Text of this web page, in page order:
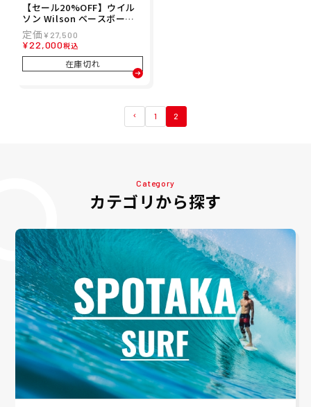
【セール20%OFF】ウイル
ソン Wilson ベースボール
野球 ソフトボール グラブ ミ
ット グローブ 軟式 ジュニア
用 D-MAX DUAL 内野手用 6
J WBW102495 ジュニア キ
ッズ 子ども 男の子 女の子 2
¥ 27,500
¥22,000税込
在庫切れ
1 2
Category
カテゴリから探す